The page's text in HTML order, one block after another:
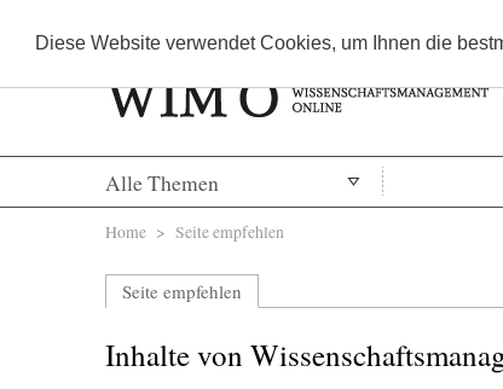
Diese Website verwendet Cookies, um Ihnen die
Alle Themen
Sie sind hier
Home > Seite empfehlen
Seite empfehlen
Inhalte von